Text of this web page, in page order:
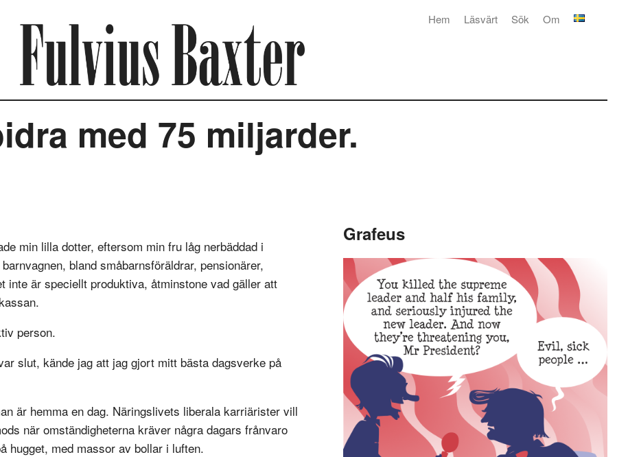
Om
Sök
Läsvärt
Hem
med 75 miljarder.
min lilla dotter, eftersom min fru låg nerbäddad i
bland småbarnsföräldrar, pensionärer,
inte är speciellt produktiva, åtminstone vad gäller att
person.
slut, kände jag att jag gjort mitt bästa dagsverke på
är hemma en dag. Näringslivets liberala karriärister vill
när omständigheterna kräver några dagars frånvaro
hugget, med massor av bollar i luften.
Grafeus